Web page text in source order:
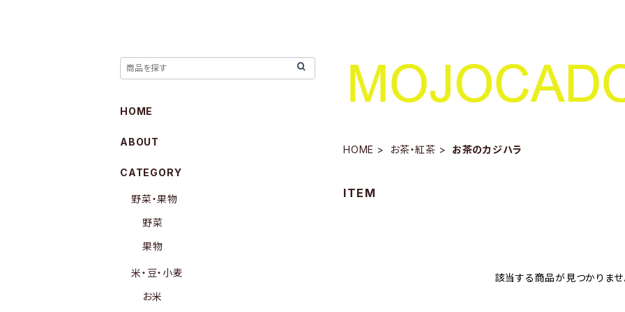
HOME お茶・紅茶 お茶のカジハラ
ITEM
該当する商品が見つかりませ
HOME
ABOUT
CATEGORY
野菜・果物
野菜
果物
米・豆・小麦
お米